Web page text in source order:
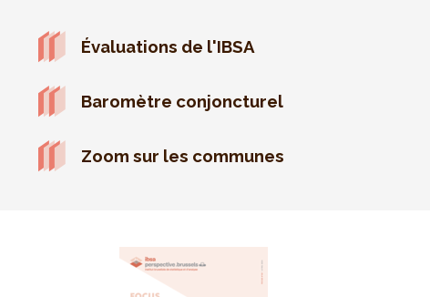
Évaluations de l'IBSA
Baromètre conjoncturel
Zoom sur les communes